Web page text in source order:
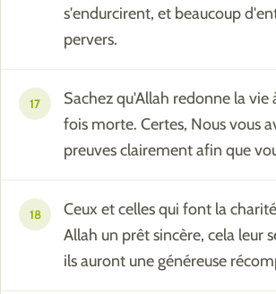
s'endurcirent, et beaucoup
pervers.
17
Sachez qu'Allah redonne la vie
fois morte. Certes, Nous vous
preuves clairement afin que
18
Ceux et celles qui font la
Allah un prêt sincère, cela leur
ils auront une généreuse